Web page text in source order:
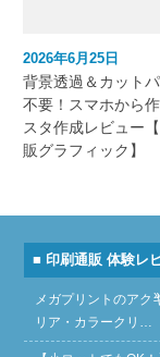
2026年6月25日
背景透過＆カット
不要！スマホから
スタ作成レビュー
販グラフィック】
■ 印刷通販 体験レ
メガプリントのアク
リア・カラークリ…